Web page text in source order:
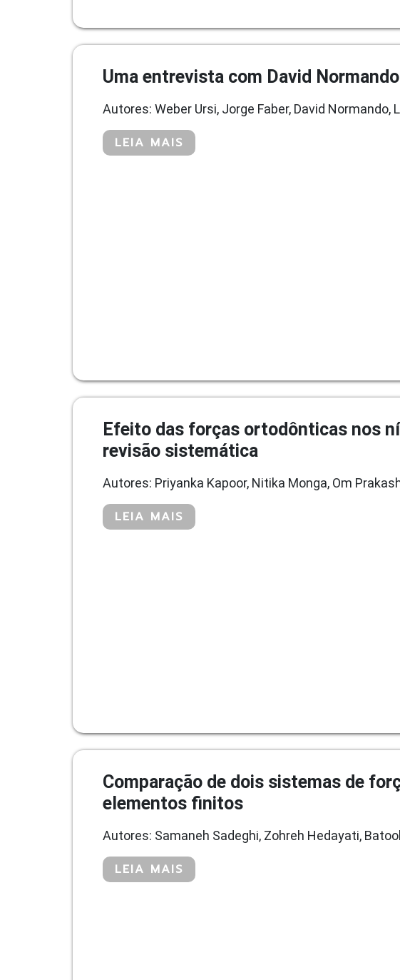
Uma entrevista com David Normando
Autores: Weber Ursi, Jorge Faber, David Normando,
LEIA MAIS
Efeito das forças ortodônticas nos
revisão sistemática
Autores: Priyanka Kapoor, Nitika Monga, Om
LEIA MAIS
Comparação de dois sistemas de
elementos finitos
Autores: Samaneh Sadeghi, Zohreh Hedayati,
LEIA MAIS